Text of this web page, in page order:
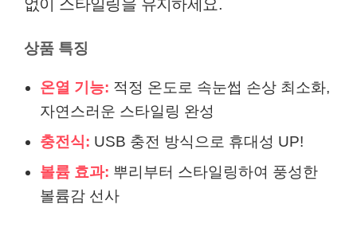
없이 스타일링을 유지하세요.
상품 특징
온열 기능: 적정 온도로 속눈썹 손상 최소화,
자연스러운 스타일링 완성
충전식: USB 충전 방식으로 휴대성 UP!
볼륨 효과: 뿌리부터 스타일링하여 풍성한
볼륨감 선사